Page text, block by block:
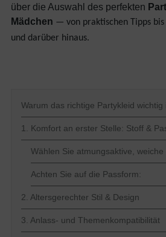
über die Auswahl des perfekten
Mädchen — von praktischen Tipps
und darüber hinaus.
Warum das richtige Partykleid wichtig
1. Komfort an erster Stelle: Stoff &
Wählen Sie atmungsaktive, weiche
Achten Sie auf die Passform:
2. Altersgerechter Stil & Design
3. Anlass- und Themenkompatibilität